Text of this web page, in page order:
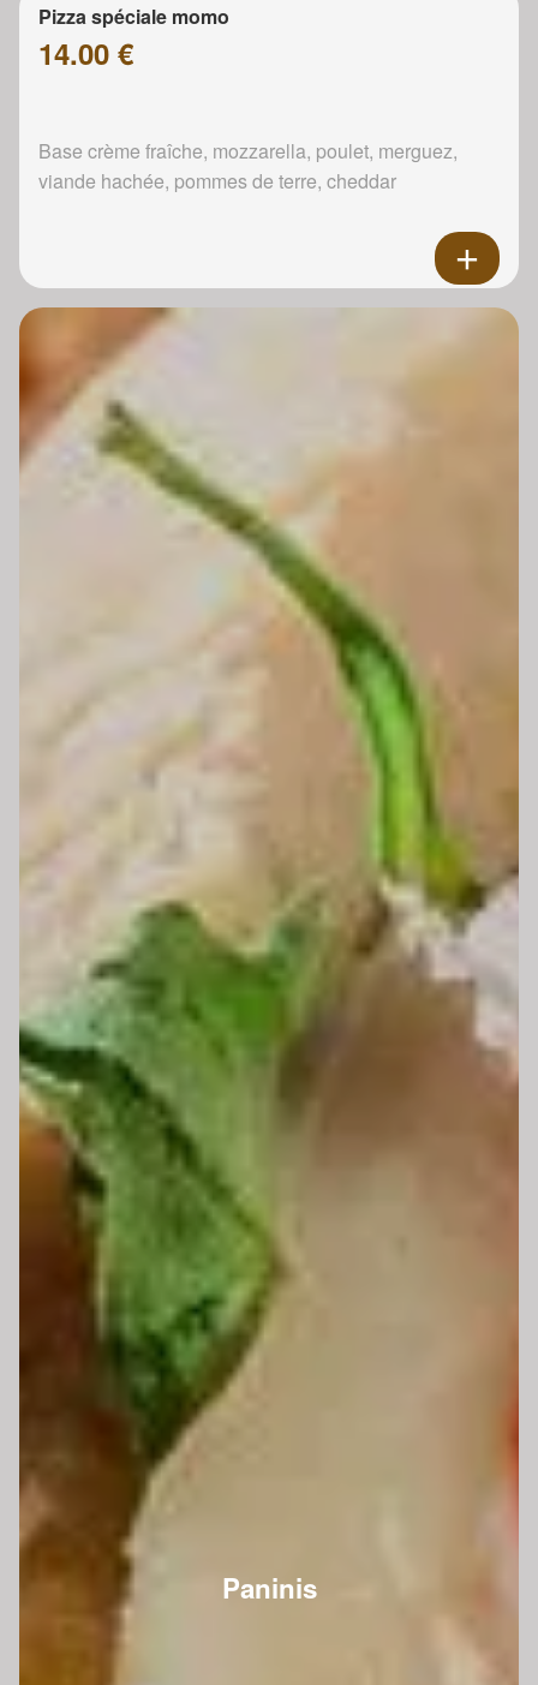
Pizza spéciale momo
14.00 €
Base crème fraîche, mozzarella, poulet, merguez,
viande hachée, pommes de terre, cheddar
Paninis